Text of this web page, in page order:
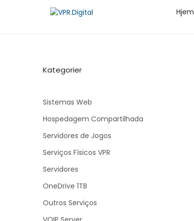
Hjem
Kategorier
Sistemas Web
Hospedagem Compartilhada
Servidores de Jogos
Serviços Físicos VPR
Servidores
OneDrive 1TB
Outros Serviços